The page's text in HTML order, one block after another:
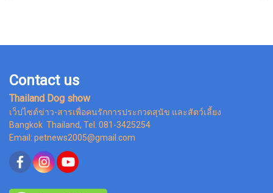
Contact us
Thailand Dog show
เว็ปไซต์ข่าว-สารเพื่อคนรักการประกวดสุนัข และสัตว์เลี้ยง
Bangkok Thailand, Tel. 081-3425254
Email: petnews2005@gmail.com